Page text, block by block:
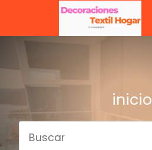
inicio